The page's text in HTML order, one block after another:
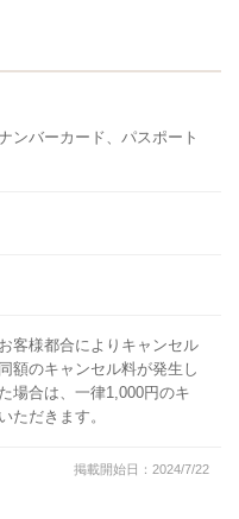
ンバーカード、パスポート
客様都合によりキャンセル
額のキャンセル料が発生し
場合は、一律1,000円のキ
ただきます。
掲載開始日：2024/7/22